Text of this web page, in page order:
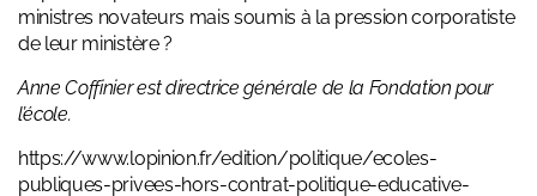
ministres novateurs mais soumis à la pression corporatiste
de leur ministère ?
Anne Coffinier est directrice générale de la Fondation pour
l’école.
https://www.lopinion.fr/edition/politique/ecoles-
publiques-privees-hors-contrat-politique-educative-